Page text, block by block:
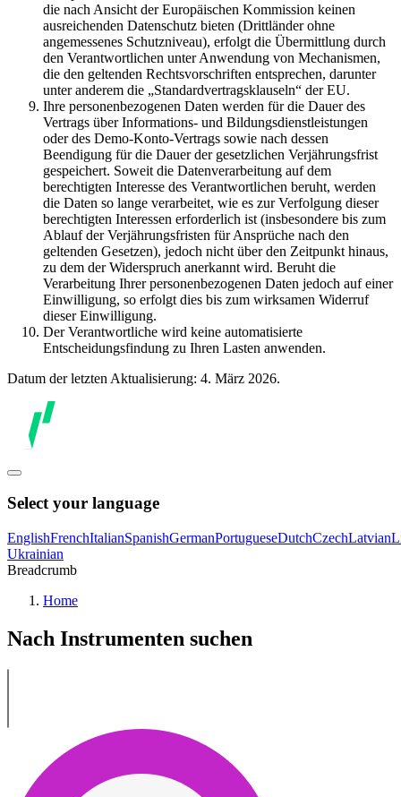
die nach Ansicht der Europäischen Kommission keinen
ausreichenden Datenschutz bieten (Drittländer ohne
angemessenes Schutzniveau), erfolgt die Übermittlung durch
den Verantwortlichen unter Anwendung von Mechanismen,
die den geltenden Rechtsvorschriften entsprechen, darunter
unter anderem die „Standardvertragsklauseln“ der EU.
Ihre personenbezogenen Daten werden für die Dauer des
Vertrags über Informations- und Bildungsdienstleistungen
oder des Demo-Konto-Vertrags sowie nach dessen
Beendigung für die Dauer der gesetzlichen Verjährungsfrist
gespeichert. Soweit die Datenverarbeitung auf dem
berechtigten Interesse des Verantwortlichen beruht, werden
die Daten so lange verarbeitet, wie es zur Verfolgung dieser
berechtigten Interessen erforderlich ist (insbesondere bis zum
Ablauf der Verjährungsfristen für Ansprüche nach den
geltenden Gesetzen), jedoch nicht über den Zeitpunkt hinaus,
zu dem der Widerspruch anerkannt wird. Beruht die
Verarbeitung Ihrer personenbezogenen Daten jedoch auf einer
Einwilligung, so erfolgt dies bis zum wirksamen Widerruf
dieser Einwilligung.
Der Verantwortliche wird keine automatisierte
Entscheidungsfindung zu Ihren Lasten anwenden.
Datum der letzten Aktualisierung: 4. März 2026.
Select your language
EnglishFrenchItalianSpanishGermanPortugueseDutchCzechLatvian
Ukrainian
Breadcrumb
Home
Nach Instrumenten suchen